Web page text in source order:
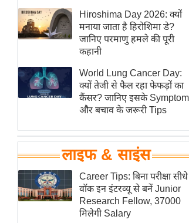
बॉलीवुड
हॉलीवुड
फिल्म समीक्षा
News
लाइफस्टाइल
टेक्नॉलॉजी
ब्यूटी/फैशन
घरेलू नुस्खे
पर्यटन स्थल
फिटनेस मंत्रा
रिलेशनशिप
Hiroshima Day 2026: क्यों
मनाया जाता है हिरोशिमा डे?
जानिए परमाणु हमले की पूरी
कहानी
World Lung Cancer Day:
क्यों तेजी से फैल रहा फेफड़ों का
कैंसर? जानिए इसके
और बचाव के जरूरी Tips
लाइफ & साइंस
Career Tips: बिना परीक्षा सीधे
वॉक इन इंटरव्यू से बनें Junior
Research Fellow, 37000
मिलेगी Salary